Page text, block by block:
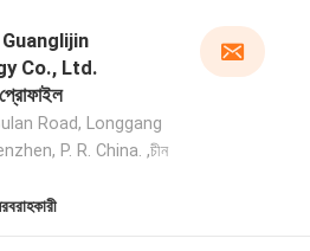
Co., Ltd.
Road, Longgang
P. R. China. ,চীন